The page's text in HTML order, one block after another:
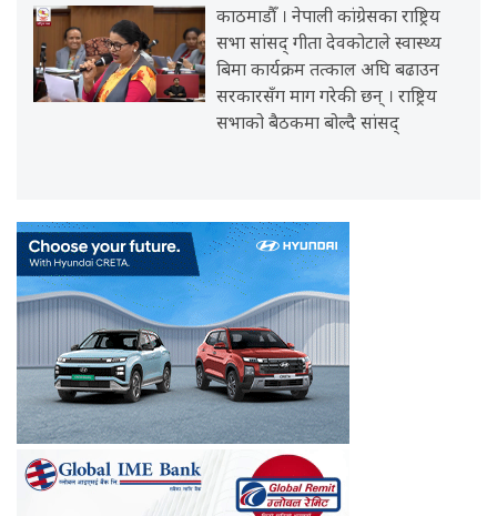
काठमाडौँ । नेपाली कांग्रेसका राष्ट्रिय
सभा सांसद् गीता देवकोटाले स्वास्थ्य
बिमा कार्यक्रम तत्काल अघि बढाउन
सरकारसँग माग गरेकी छन् । राष्ट्रिय
सभाको बैठकमा बोल्दै सांसद्